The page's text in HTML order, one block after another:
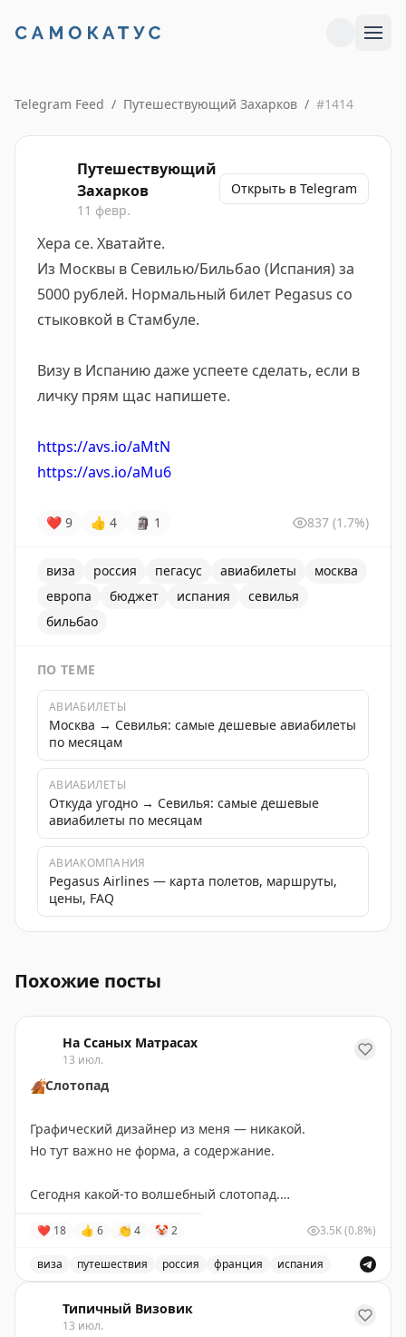
Telegram Feed / Путешествующий Захарков / #1414
Путешествующий
Захарков
11 февр.
Открыть в Telegram
Хера се. Хватайте.
Из Москвы в Севилью/Бильбао (Испания) за
5000 рублей. Нормальный билет Pegasus со
стыковкой в Стамбуле.
Визу в Испанию даже успеете сделать, если в
личку прям щас напишете.
https://avs.io/aMtN
https://avs.io/aMu6
❤ 9 👍 4 🗿 1 837 (1.7%)
виза россия пегасус авиабилеты
москва
европа
бюджет испания
севилья
бильбао
ПО ТЕМЕ
АВИАБИЛЕТЫ
Москва → Севилья: самые дешевые авиабилеты
по месяцам
АВИАБИЛЕТЫ
Откуда угодно → Севилья: самые дешевые
авиабилеты по месяцам
АВИАКОМПАНИЯ
Pegasus Airlines — карта полетов, маршруты,
цены, FAQ
Похожие посты
На Ссаных Матрасах
13 июл.
🍂Слотопад
Графический дизайнер из меня — никакой.
Но тут важно не форма, а содержание.
Сегодня какой-то волшебный слотопад.
Испания — 17 июля,
Франция — 23 июля,
Великобритания — 14 августа.
Пошёл дальше разгребать этот слотопад.
❤ 18 👍 6 👏 4 🤡2 3.5K(0.8%)
виза путешествия россия франция испания
Типичный Визовик
13 июл.